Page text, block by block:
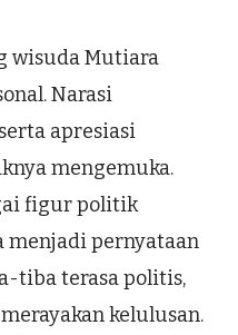
wisuda Mutiara
Narasi
apresiasi
mengemuka.
figur politik
menjadi pernyataan
tiba terasa politis,
kelulusan.